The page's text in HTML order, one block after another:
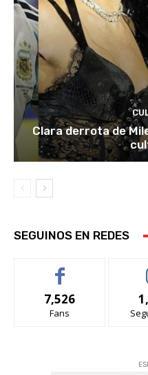
Clara derrota de
SEGUINOS EN REDES
7,526
Fans